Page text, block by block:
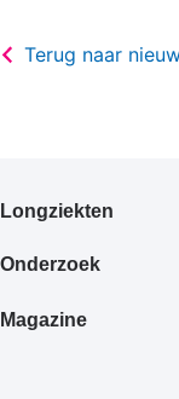
Terug naar
Primair
Longziekten
Onderzoek
Magazine